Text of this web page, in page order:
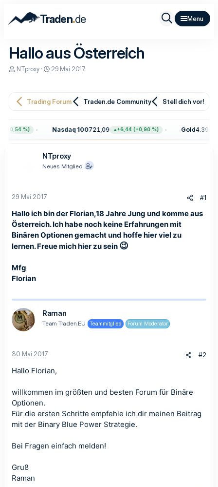
Traden.de
Hallo aus Österreich
E
e
r
NTproxy
E
e
a
m
29 Mai 2017
Trading Forum Traden.de Community Stell dich vor!
%) Nasdaq 100721,09 +6,44 (+0,90 %) Gold4.391,00
NTproxy
Neues Mitglied
29 Mai 2017 #1
Hallo ich bin der Florian,18 Jahre Jung und komme aus
Österreich. Ich habe noch keine Erfahrungen mit
Binären Optionen gemacht und hoffe hier viel zu
lernen. Freue mich hier zu sein 😉
Mfg
Florian
Raman
Team Traden.EU Teammitglied Forum Moderator
30 Mai 2017 #2
Hallo Florian,
willkommen im größten und besten Forum für Binäre
Optionen.
Für die ersten Schritte empfehle ich dir meinen Beitrag
mit der Binary Blue Power Strategie.
Bei Fragen einfach melden!
Gruß
Raman